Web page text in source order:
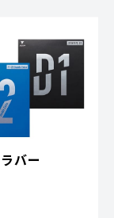
ラバー